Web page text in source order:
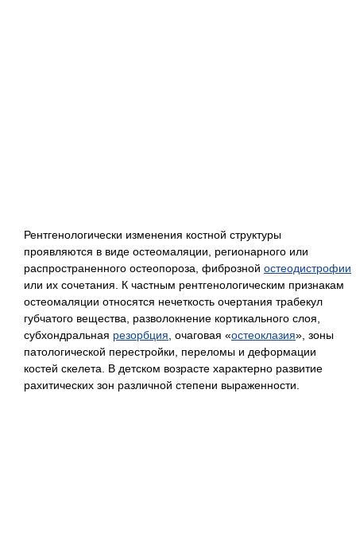
Рентгенологически изменения костной структуры
проявляются в виде остеомаляции, регионарного или
распространенного остеопороза, фиброзной остеодистрофии
или их сочетания. К частным рентгенологическим признакам
остеомаляции относятся нечеткость очертания трабекул
губчатого вещества, разволокнение кортикального слоя,
субхондральная резорбция , очаговая «остеоклазия», зоны
патологической перестройки, переломы и деформации
костей скелета. В детском возрасте характерно развитие
рахитических зон различной степени выраженности.